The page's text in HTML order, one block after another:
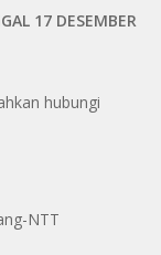
17 DESEMBER
hubungi
NTT